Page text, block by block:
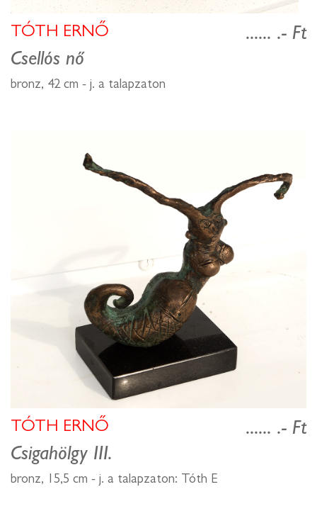
TÓTH ERNŐ
Csellós nő
bronz, 42 cm - j. a talapzaton
...... .- Ft
TÓTH ERNŐ
Csigahölgy III.
bronz, 15,5 cm - j. a talapzaton: Tóth E
...... .- Ft